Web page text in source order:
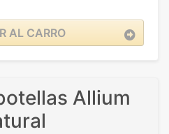
AL CARRO
Allium